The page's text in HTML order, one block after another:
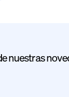
nuestras